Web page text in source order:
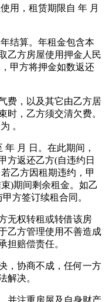
用，租赁期限自 年 月
结算。年租金包含本
乙方房屋使用押金人民
甲方将押金如数返还
费，以及其它由乙方居
时，乙方须交清欠费。
。
月 日。在此期间，
方返还乙方(自违约日
乙方因租期违约，甲
)期间剩余租金。如乙
方签订续租合同。
无权转租或转借该房
乙方管理使用不善造成
担赔偿责任。
，协商不成，任何一方
解决。
并注重房屋及自身财产